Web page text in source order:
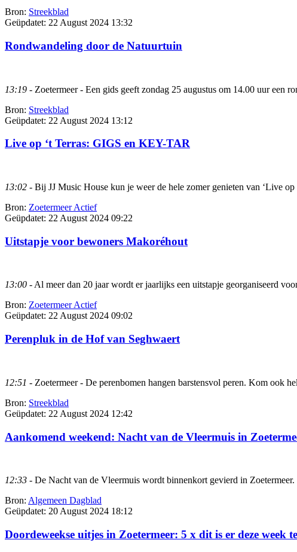
Bron: Streekblad
Geüpdatet: 22 August 2024 13:32
Rondwandeling door de Natuurtuin
13:19 - Zoetermeer - Een gids geeft zondag 25 augustus om 14.00 uur een
Bron: Streekblad
Geüpdatet: 22 August 2024 13:12
Live op ‘t Terras: GIGS en KEY-TAR
13:02 - Bij JJ Music House kun je weer de hele zomer genieten van ‘Live
Bron: Zoetermeer Actief
Geüpdatet: 22 August 2024 09:22
Uitstapje voor bewoners Makoréhout
13:00 - Al meer dan 20 jaar wordt er jaarlijks een uitstapje georganiseerd
Bron: Zoetermeer Actief
Geüpdatet: 22 August 2024 09:02
Perenpluk in de Hof van Seghwaert
12:51 - Zoetermeer - De perenbomen hangen barstensvol peren. Kom ook
Bron: Streekblad
Geüpdatet: 22 August 2024 12:42
Aankomend weekend: Nacht van de Vleermuis in
12:33 - De Nacht van de Vleermuis wordt binnenkort gevierd in
Bron: Algemeen Dagblad
Geüpdatet: 20 August 2024 18:12
Doordeweekse uitjes in Zoetermeer: 5 x dit is er deze week